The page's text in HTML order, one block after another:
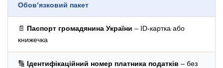
Обов’язковий пакет
📄 Паспорт громадянина України – ID-картка або
книжечка
🔢 Ідентифікаційний номер платника податків – без